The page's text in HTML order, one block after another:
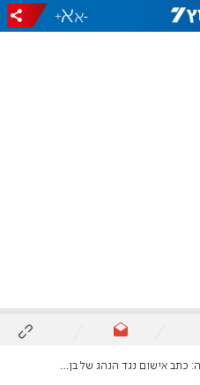
-
+
אישום נגד הנהג של בן גביר